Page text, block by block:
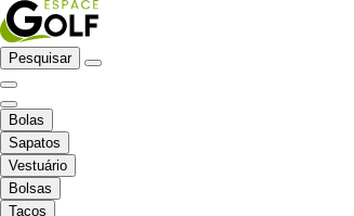
Pesquisar
Bolas
Sapatos
Vestuário
Bolsas
Tacos